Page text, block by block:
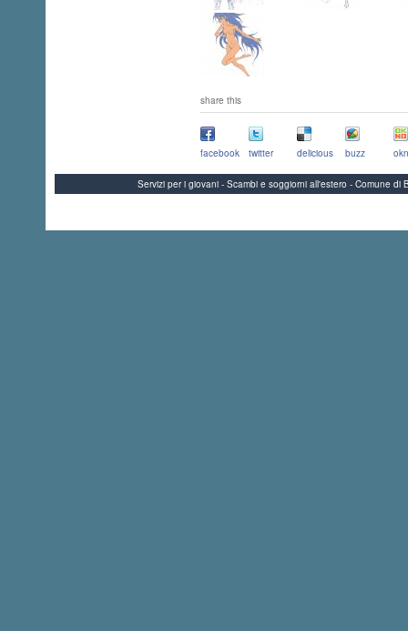
share this
facebook twitter delicious buzz
Servizi per i giovani - Scambi e soggiorni all'estero - Comune